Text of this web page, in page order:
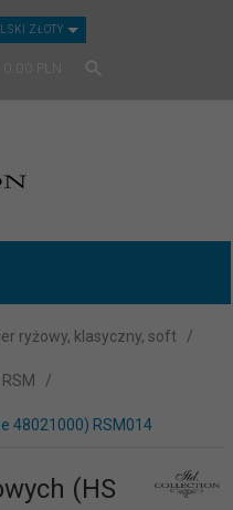
CURRENCY_H
ZŁOTY
ryżowy, klasyczny, soft
48021000) RSM014
(HS